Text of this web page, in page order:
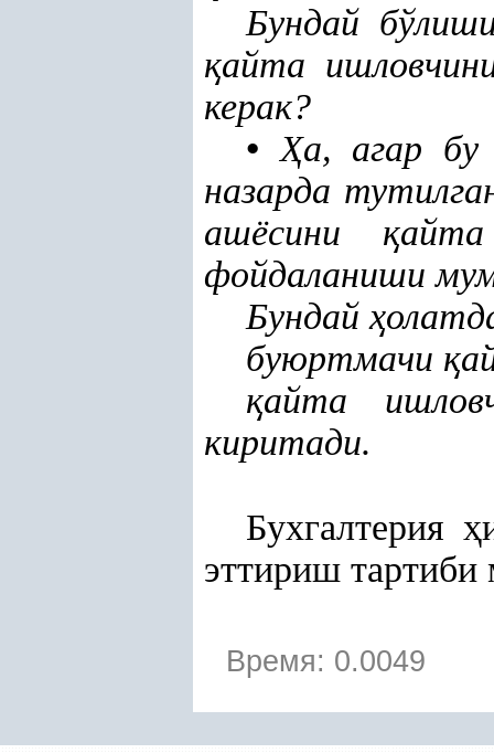
Бундай
қайта
керак?
• Ҳа, агар
назарда
ашёсини қ
фойдаланиши
Бундайҳ
буюртмачи қ
қайта
киритади.
Бухгалтерия ҳ
эттириш тартиби
Время: 0.0049